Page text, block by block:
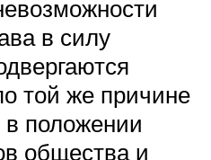
в силу
той же причине
положении
общества и